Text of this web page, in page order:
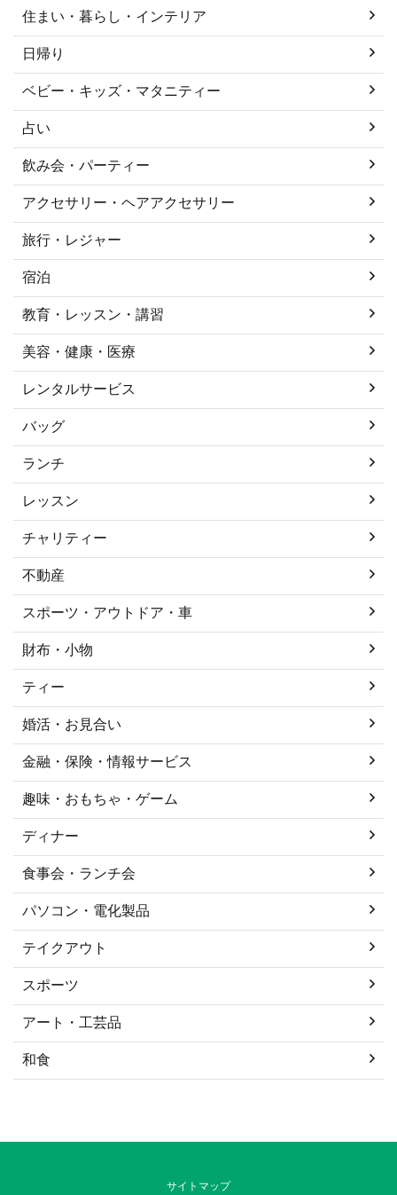
住まい・暮らし・インテリア
日帰り
ベビー・キッズ・マタニティー
占い
飲み会・パーティー
アクセサリー・ヘアアクセサリー
旅行・レジャー
宿泊
教育・レッスン・講習
美容・健康・医療
レンタルサービス
バッグ
ランチ
レッスン
チャリティー
不動産
スポーツ・アウトドア・車
財布・小物
ティー
婚活・お見合い
金融・保険・情報サービス
趣味・おもちゃ・ゲーム
ディナー
食事会・ランチ会
パソコン・電化製品
テイクアウト
スポーツ
アート・工芸品
和食
サイトマップ